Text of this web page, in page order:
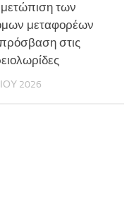
των
μεταφορέων
στις
2026